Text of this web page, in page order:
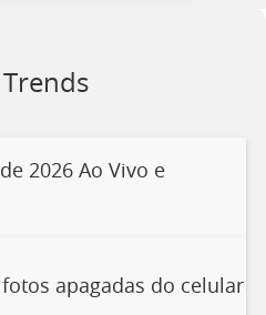
Trends
2026 Ao Vivo e
apagadas do celular